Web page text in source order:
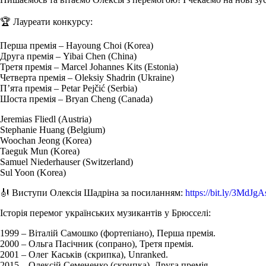
🏆 Лауреати конкурсу:
Перша премія – Hayoung Choi (Korea)
Друга премія – Yibai Chen (China)
Третя премія – Marcel Johannes Kits (Estonia)
Четверта премія – Oleksiy Shadrin (Ukraine)
П’ята премія – Petar Pejčić (Serbia)
Шоста премія – Bryan Cheng (Canada)
Jeremias Fliedl (Austria)
Stephanie Huang (Belgium)
Woochan Jeong (Korea)
Taeguk Mun (Korea)
Samuel Niederhauser (Switzerland)
Sul Yoon (Korea)
🎻 Виступи Олексія Шадріна за посиланням: https://bit.ly/
Історія перемог українських музикантів у Брюсcелі:
1999 – Віталій Самошко (фортепіано), Перша премія.
2000 – Ольга Пасічник (сопрано), Третя премія.
2001 – Олег Каськів (скрипка), Unranked.